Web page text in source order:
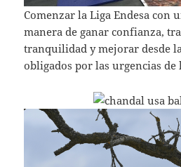
Comenzar la Liga Endesa con
manera de ganar confianza,
tranquilidad y mejorar desde
obligados por las urgencias de